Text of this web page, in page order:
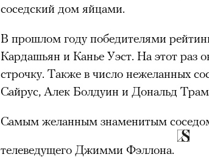
соседский дом яйцами.
В прошлом году победителями
Кардашьян и Канье Уэст. На этот раз
строчку. Также в число нежеланных
Сайрус, Алек Болдуин и Дональд
Самым желанным знаменитым
телеведущего Джимми Фэллона.